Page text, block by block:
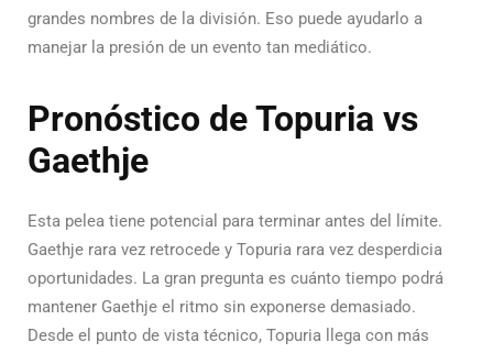
grandes nombres de la división. Eso puede ayudarlo a
manejar la presión de un evento tan mediático.
Pronóstico de Topuria vs
Gaethje
Esta pelea tiene potencial para terminar antes del límite.
Gaethje rara vez retrocede y Topuria rara vez desperdicia
oportunidades. La gran pregunta es cuánto tiempo podrá
mantener Gaethje el ritmo sin exponerse demasiado.
Desde el punto de vista técnico, Topuria llega con más